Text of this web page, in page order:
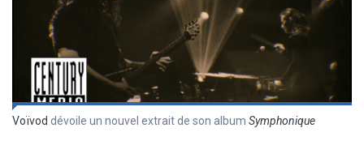
Voïvod dévoile un nouvel extrait de son album Symphonique